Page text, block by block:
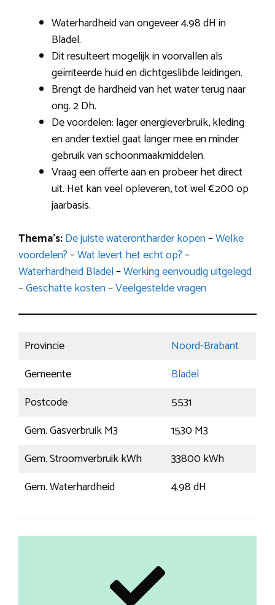
Waterhardheid van ongeveer 4.98 dH in
Bladel.
Dit resulteert mogelijk in voorvallen als
geïrriteerde huid en dichtgeslibde leidingen.
Brengt de hardheid van het water terug naar
ong. 2 Dh.
De voordelen: lager energieverbruik, kleding
en ander textiel gaat langer mee en minder
gebruik van schoonmaakmiddelen.
Vraag een offerte aan en probeer het direct
uit. Het kan veel opleveren, tot wel €200 op
jaarbasis.
Thema’s:De juiste waterontharder kopen–Welke
voordelen?–Wat levert het echt op?–
Waterhardheid Bladel–Werking eenvoudig uitgelegd
–Geschatte kosten–Veelgestelde vragen
Provincie
Noord-Brabant
Gemeente
Bladel
Postcode
5531
Gem. Gasverbruik M3
1530 M3
Gem. Stroomverbruik kWh
33800 kWh
Gem. Waterhardheid
4.98 dH